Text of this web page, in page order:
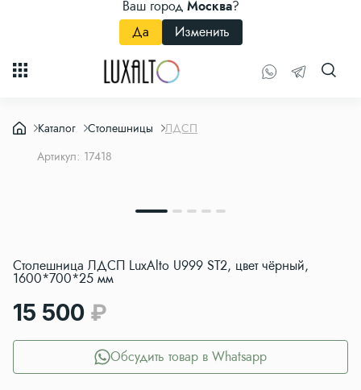
Ваш город Москва?
Да
Изменить
Каталог Столешницы
ЛДСП
Артикул: 17418
Столешница ЛДСП LuxAlto U999 ST2, цвет чёрный,
1600*700*25 мм
15 500
Обсудить товар в Whatsapp